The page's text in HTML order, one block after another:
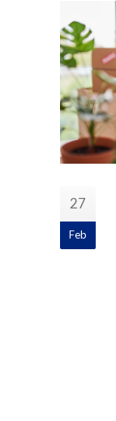
27
Feb